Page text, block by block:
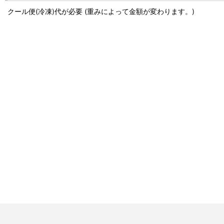
クール便(冷凍)代が必要 (重みによって金額が変わります。)